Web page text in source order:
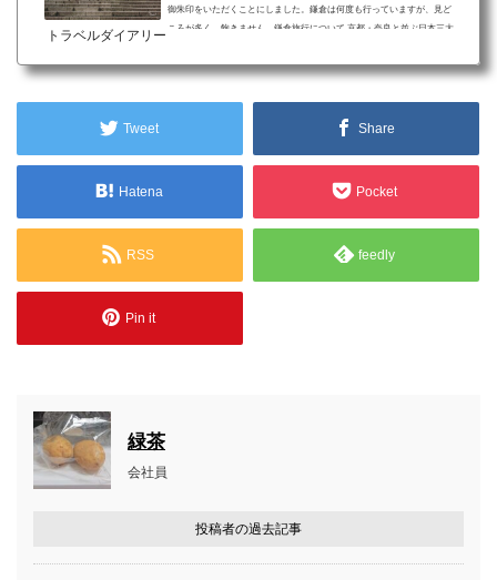
御朱印をいただくことにしました。鎌倉は何度も行っていますが、見ど
ころが多く、飽きません。鎌倉旅行について 京都・奈良と並ぶ日本三大
毎食が貴重 映えるスポットがたくさん、シャッターチャンスを逃さずに
文化財も多数あります。神社仏閣だけでなく、...
トラベルダイアリー
Tweet Share
Hatena Pocket
RSS feedly
Pin it
緑茶
会社員
投稿者の過去記事